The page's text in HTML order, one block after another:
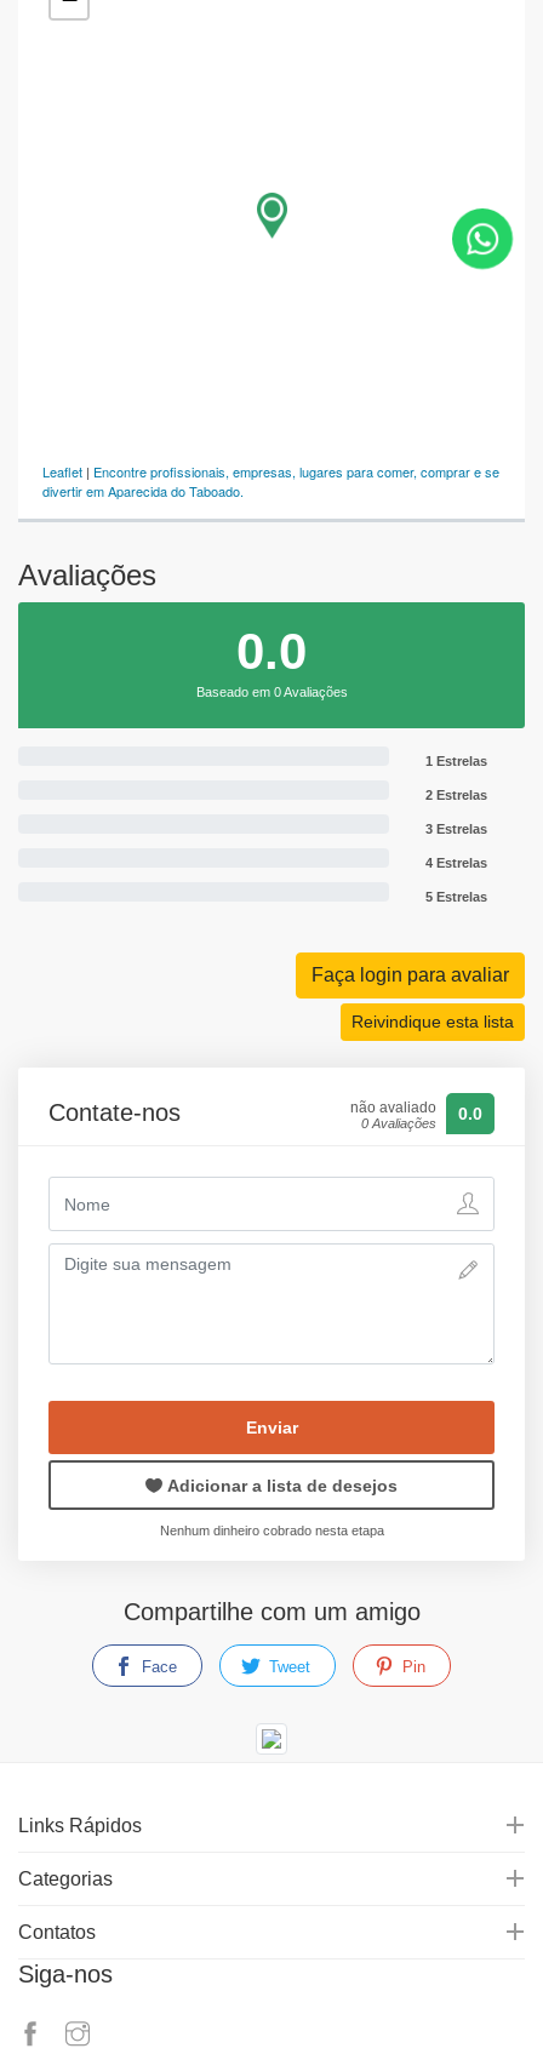
Leaflet | Encontre profissionais, empresas, lugares para comer, comprar e se
divertir em Aparecida do Taboado.
Avaliações
0.0
Baseado em 0 Avaliações
1 Estrelas
2 Estrelas
3 Estrelas
4 Estrelas
5 Estrelas
Faça login para avaliar
Reivindique esta lista
Contate-nos não avaliado
0 Avaliações 0.0
Enviar
Adicionar a lista de desejos
Nenhum dinheiro cobrado nesta etapa
Compartilhe com um amigo
Face Tweet Pin
Links Rápidos
Categorias
Contatos
Siga-nos